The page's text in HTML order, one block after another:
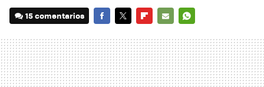
15 comentarios
MAIL